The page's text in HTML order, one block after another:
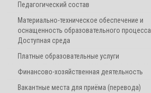
Педагогический состав
Материально-техническое обеспечение и
оснащенность образовательного процесса.
Доступная среда
Платные образовательные услуги
Финансово-хозяйственная деятельность
Вакантные места для приёма (перевода)